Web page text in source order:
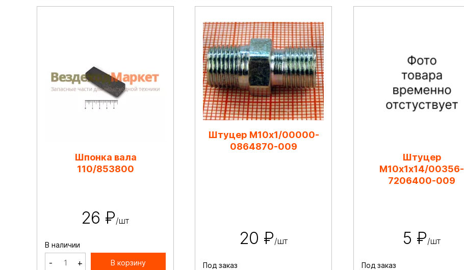
Шпонка вала
110/853800
26 ₽/шт
В наличии
- + В корзину
Штуцер М10х1/00000-
0864870-009
20 ₽/шт
Под заказ
Штуцер
М10х1х14/00356-
7206400-009
5 ₽/шт
Под заказ